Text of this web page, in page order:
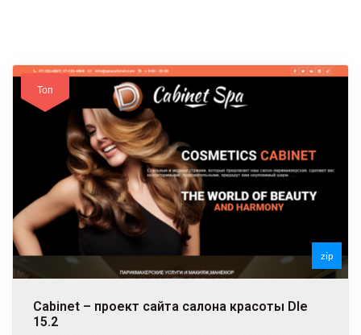
Топ
zip
Cabinet – проект сайта cалона красоты Dle
15.2